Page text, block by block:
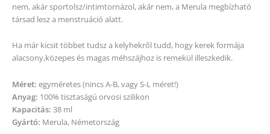
nem, akár sportolsz/intimtornázol, akár nem, a Merula megbízható
társad lesz a menstruáció alatt.
Ha már kicsit többet tudsz a kelyhekről tudd, hogy kerek formája
alacsony,közepes és magas méhszájhoz is remekül illeszkedik.
Méret: egyméretes (nincs A-B, vagy S-L méret!)
Anyag: 100% tisztaságú orvosi szilikon
Kapacitás: 38 ml
Gyártó: Merula, Németország